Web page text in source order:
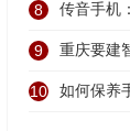
8 传音手机
9 重庆要建
10 如何保养